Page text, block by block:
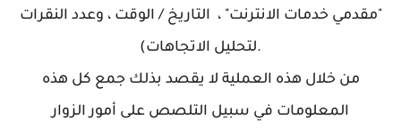
"مقدمي خدمات الانترنت" ، التاريخ / الوقت ، وعدد النقرات
لتحليل الاتجاهات).
من خلال هذه العملية لا يقصد بذلك جمع كل هذه
المعلومات في سبيل التلصص على أمور الزوار